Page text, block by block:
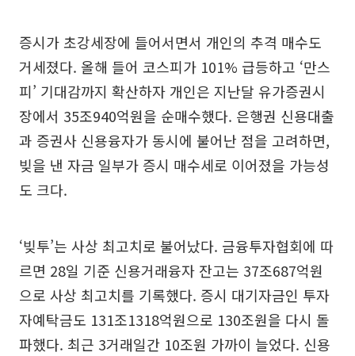
증시가 초강세장에 들어서면서 개인의 추격 매수도
거세졌다. 올해 들어 코스피가 101% 급등하고 ‘만스
피’ 기대감까지 확산하자 개인은 지난달 유가증권시
장에서 35조940억원을 순매수했다. 은행권 신용대출
과 증권사 신용융자가 동시에 불어난 점을 고려하면,
빚을 낸 자금 일부가 증시 매수세로 이어졌을 가능성
도 크다.
‘빚투’는 사상 최고치로 불어났다. 금융투자협회에 따
르면 28일 기준 신용거래융자 잔고는 37조687억원
으로 사상 최고치를 기록했다. 증시 대기자금인 투자
자예탁금도 131조1318억원으로 130조원을 다시 돌
파했다. 최근 3거래일간 10조원 가까이 늘었다. 신용